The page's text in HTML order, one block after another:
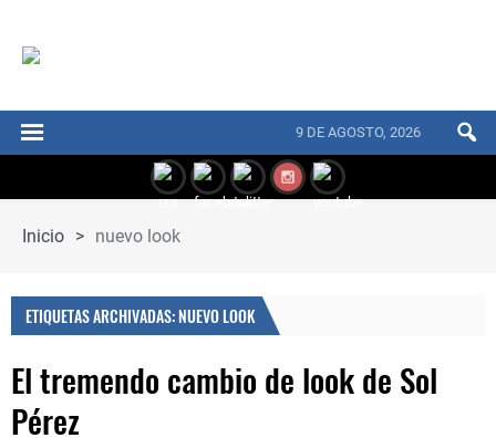
9 DE AGOSTO, 2026
Inicio > nuevo look
ETIQUETAS ARCHIVADAS: NUEVO LOOK
El tremendo cambio de look de Sol
Pérez